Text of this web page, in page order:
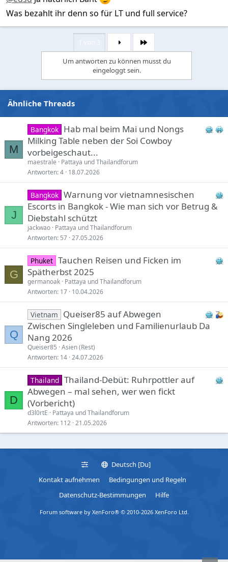
Was bezahlt ihr denn so für LT und full service?
Letzte
Um antworten zu können musst du
eingeloggt sein.
Ähnliche Threads
M
Bangkok Hab mal beim Mai und Nongs
Milking Table neben der Soi Cowboy
vorbeigeschaut...
maestrale
Pattaya und Thailandforum
Antworten 4 18.07.2026
J
Bangkok Warnung vor vietnamnesischen
Escorts in Bangkok - Wie man sich vor Betrug &
Diebstahl schützt
jackwao Pattaya und Thailandforum
Antworten 57 27.05.2026
G
Phuket Tauchen Reisen und Ficken im
Spätherbst 2025
germanoak Pattaya und Thailandforum
Antworten 17 10.04.2026
Q
Vietnam
Queiser85 auf Abwegen
Zwischen Singleleben und Familienurlaub Da
Nang 2026
Queiser85 Asien (Rest)
Antworten 14 24.07.2026
D
Thailand Thailand-Debüt: Ruhrpottler auf
Abwegen – mal sehen, wer wen fickt
(Vorbericht)
d3l0rtE
Pattaya und Thailandforum
Antworten 112 21.05.2026
Deutsch [Du]
Kontakt aufnehmen
Bedingungen und Regeln
Datenschutz-Bestimmungen
Hilfe
Forum software by XenForo® © 2010-2026 XenForo Ltd.